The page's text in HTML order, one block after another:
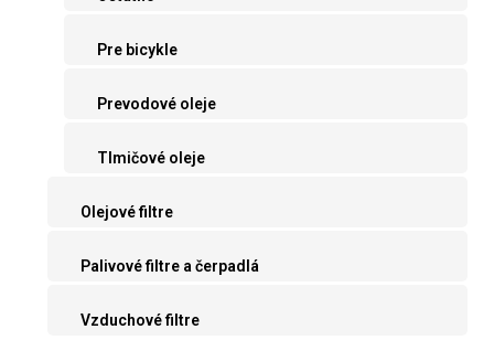
Pre bicykle
Prevodové oleje
Tlmičové oleje
Olejové filtre
Palivové filtre a čerpadlá
Vzduchové filtre